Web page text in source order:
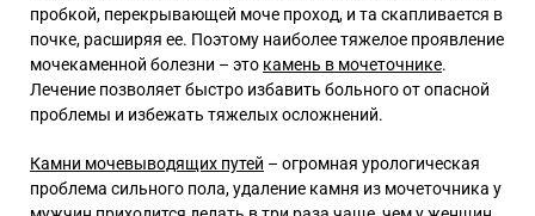
пробкой, перекрывающей моче проход, и та скапливается в
почке, расширяя ее. Поэтому наиболее тяжелое проявление
мочекаменной болезни – это камень в мочеточнике.
Лечение позволяет быстро избавить больного от опасной
проблемы и избежать тяжелых осложнений.
Камни мочевыводящих путей – огромная урологическая
проблема сильного пола, удаление камня из мочеточника у